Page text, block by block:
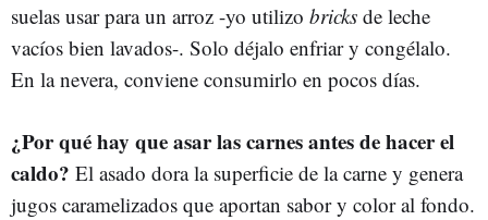
suelas usar para un arroz -yo utilizo bricks de leche
vacíos bien lavados-. Solo déjalo enfriar y congélalo.
En la nevera, conviene consumirlo en pocos días.
¿Por qué hay que asar las carnes antes de hacer el
caldo? El asado dora la superficie de la carne y genera
jugos caramelizados que aportan sabor y color al fondo.